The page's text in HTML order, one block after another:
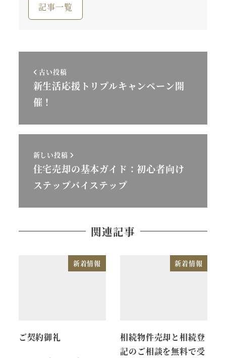
記事一覧
古い投稿
新生活応援トリプルキャンペーン開
催！
新しい投稿
住宅売却の基本ガイド：初心者向け
ステップバイステップ
関連記事
新着情報
ご契約御礼
新着情報
相続物件売却と相続登
記のご相談を無料で受